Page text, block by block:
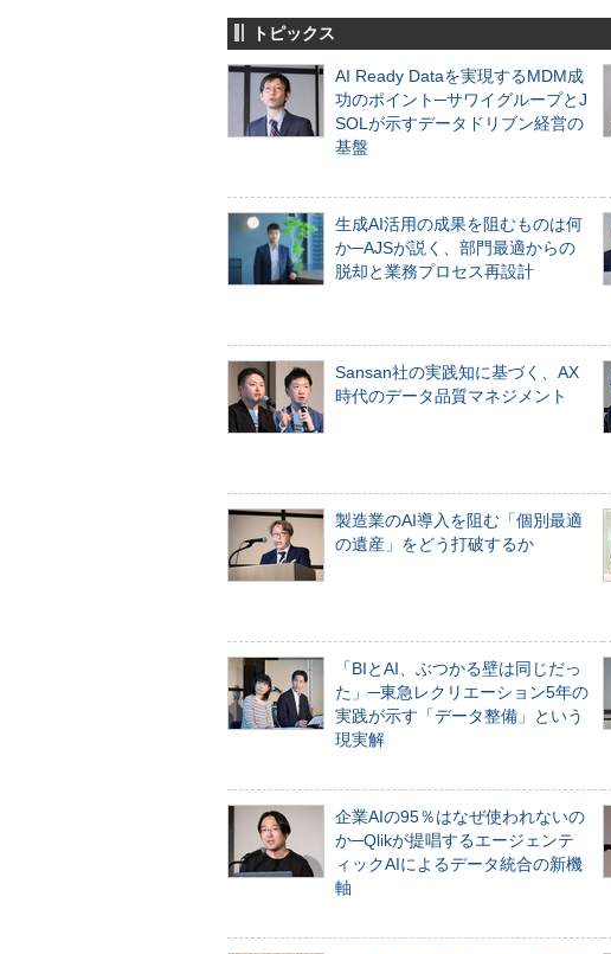
トピックス
AI Ready Dataを実現するMDM成
功のポイント─サワイグループとJ
SOLが示すデータドリブン経営の
基盤
生成AI活用の成果を阻むものは何
か─AJSが説く、部門最適からの
脱却と業務プロセス再設計
Sansan社の実践知に基づく、AX
時代のデータ品質マネジメント
製造業のAI導入を阻む「個別最適
の遺産」をどう打破するか
「BIとAI、ぶつかる壁は同じだっ
た」─東急レクリエーション5年の
実践が示す「データ整備」という
現実解
企業AIの95％はなぜ使われないの
か─Qlikが提唱するエージェンテ
ィックAIによるデータ統合の新機
軸